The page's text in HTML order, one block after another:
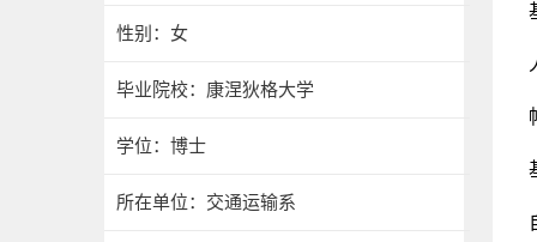
性别：女
毕业院校：康涅狄格大学
学位：博士
所在单位：交通运输系